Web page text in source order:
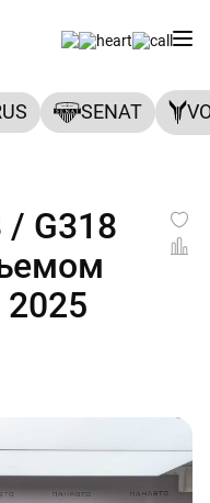
SENAT
/ G318
2025